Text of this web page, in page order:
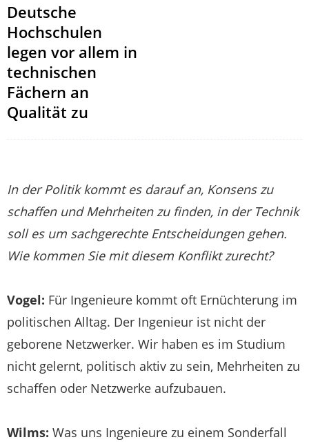
Deutsche
Hochschulen
legen vor allem in
technischen
Fächern an
Qualität zu
In der Politik kommt es darauf an, Konsens zu
schaffen und Mehrheiten zu finden, in der Technik
soll es um sachgerechte Entscheidungen gehen.
Wie kommen Sie mit diesem Konflikt zurecht?
Vogel: Für Ingenieure kommt oft Ernüchterung im
politischen Alltag. Der Ingenieur ist nicht der
geborene Netzwerker. Wir haben es im Studium
nicht gelernt, politisch aktiv zu sein, Mehrheiten zu
schaffen oder Netzwerke aufzubauen.
Wilms: Was uns Ingenieure zu einem Sonderfall